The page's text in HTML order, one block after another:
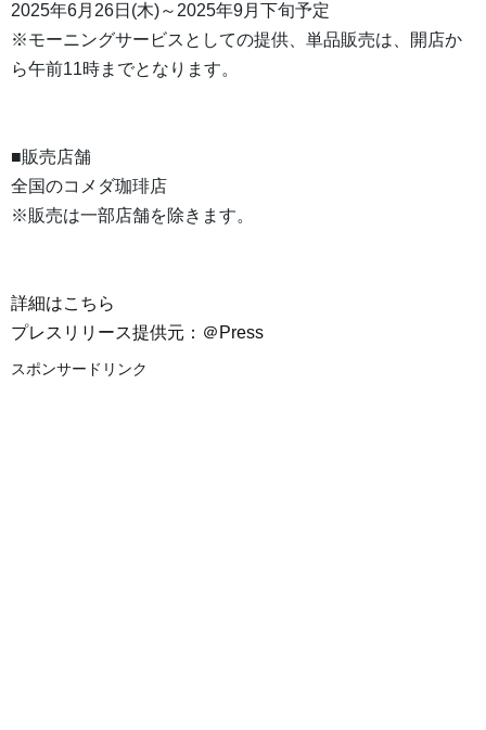
2025年6月26日(木)～2025年9月下旬予定
※モーニングサービスとしての提供、単品販売は、開店か
ら午前11時までとなります。
■販売店舗
全国のコメダ珈琲店
※販売は一部店舗を除きます。
詳細はこちら
プレスリリース提供元：＠Press
スポンサードリンク